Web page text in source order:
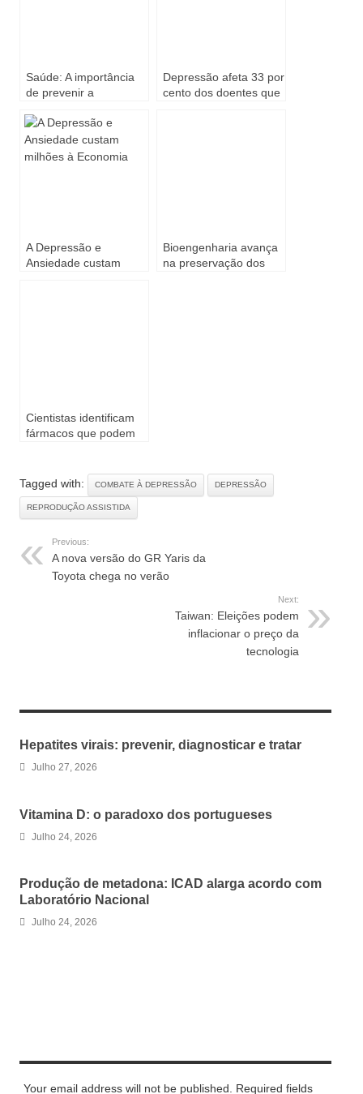
Saúde: A importância
de prevenir a
Depressão afeta 33 por
cento dos doentes que
A Depressão e
Ansiedade custam
Bioengenharia avança
na preservação dos
Cientistas identificam
fármacos que podem
Tagged with:
COMBATE À DEPRESSÃO DEPRESSÃO
REPRODUÇÃO ASSISTIDA
Previous:
A nova versão do GR Yaris da
Toyota chega no verão
Next:
Taiwan: Eleições podem
inflacionar o preço da
tecnologia
Hepatites virais: prevenir, diagnosticar e tratar
Julho 27, 2026
Vitamina D: o paradoxo dos portugueses
Julho 24, 2026
Produção de metadona: ICAD alarga acordo com
Laboratório Nacional
Julho 24, 2026
Your email address will not be published. Required fields